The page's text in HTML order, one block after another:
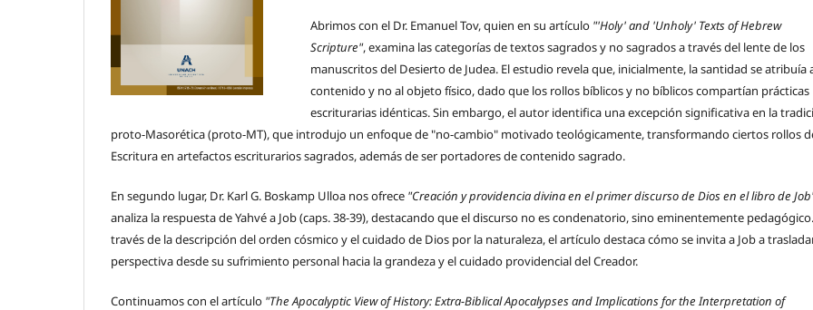
Abrimos con el Dr. Emanuel Tov, quien en su artículo "'Holy' and 'Unholy' Texts of Hebrew
Scripture", examina las categorías de textos sagrados y no sagrados a través del lente de los
manuscritos del Desierto de Judea. El estudio revela que, inicialmente, la santidad se atribuía
contenido y no al objeto físico, dado que los rollos bíblicos y no bíblicos compartían prácticas
escriturarias idénticas. Sin embargo, el autor identifica una excepción significativa en la
proto-Masorética (proto-MT), que introdujo un enfoque de "no-cambio" motivado teológicamente, transformando ciertos rollos
Escritura en artefactos escriturarios sagrados, además de ser portadores de contenido sagrado.
En segundo lugar, Dr. Karl G. Boskamp Ulloa nos ofrece "Creación y providencia divina en el primer discurso de Dios en el libro de
analiza la respuesta de Yahvé a Job (caps. 38-39), destacando que el discurso no es condenatorio, sino eminentemente
través de la descripción del orden cósmico y el cuidado de Dios por la naturaleza, el artículo destaca cómo se invita a Job a
perspectiva desde su sufrimiento personal hacia la grandeza y el cuidado providencial del Creador.
Continuamos con el artículo "The Apocalyptic View of History: Extra-Biblical Apocalypses and Implications for the Interpretation of